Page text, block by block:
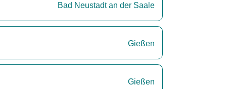
Bad Neustadt an der Saale
Gießen
Gießen